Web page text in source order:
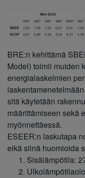
BRE:n kehittämä
Model) toimii muiden
energialaskelmien
sitä käytetään
määrittämiseen sekä
myönnettäessä.
ESEER:n laskutapa
eikä siinä huomioida
Sisälämpötila: